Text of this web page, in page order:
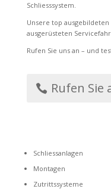
Schliesssystem.
Unsere top
ausgerüsteten
Rufen Sie uns an – und
Rufen Sie
Schliessanlagen
Montagen
Zutrittssysteme